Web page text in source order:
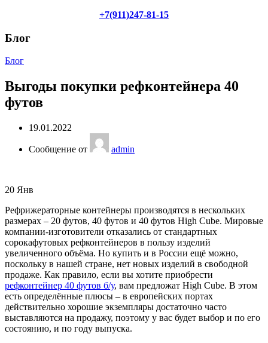
+7(911)247-81-15
Блог
Блог
Выгоды покупки рефконтейнера 40
футов
19.01.2022
Сообщение от admin
20 Янв
Рефрижераторные контейнеры производятся в нескольких
размерах – 20 футов, 40 футов и 40 футов High Cube. Мировые
компании-изготовители отказались от стандартных
сорокафутовых рефконтейнеров в пользу изделий
увеличенного объёма. Но купить и в России ещё можно,
поскольку в нашей стране, нет новых изделий в свободной
продаже. Как правило, если вы хотите приобрести
рефконтейнер 40 футов б/у, вам предложат High Cube. В этом
есть определённые плюсы – в европейских портах
действительно хорошие экземпляры достаточно часто
выставляются на продажу, поэтому у вас будет выбор и по его
состоянию, и по году выпуска.